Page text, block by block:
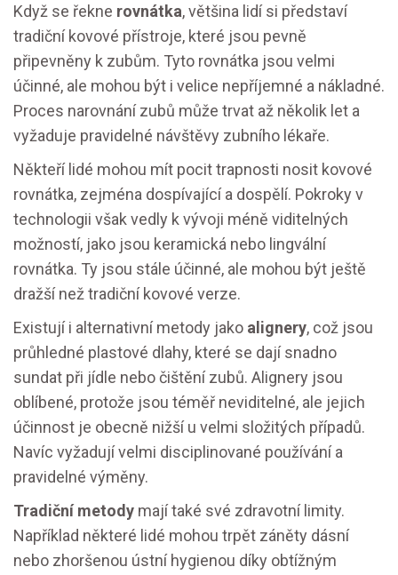
Když se řekne rovnátka, většina lidí si představí
tradiční kovové přístroje, které jsou pevně
připevněny k zubům. Tyto rovnátka jsou velmi
účinné, ale mohou být i velice nepříjemné a nákladné.
Proces narovnání zubů může trvat až několik let a
vyžaduje pravidelné návštěvy zubního lékaře.
Někteří lidé mohou mít pocit trapnosti nosit kovové
rovnátka, zejména dospívající a dospělí. Pokroky v
technologii však vedly k vývoji méně viditelných
možností, jako jsou keramická nebo lingvální
rovnátka. Ty jsou stále účinné, ale mohou být ještě
dražší než tradiční kovové verze.
Existují i alternativní metody jako alignery, což jsou
průhledné plastové dlahy, které se dají snadno
sundat při jídle nebo čištění zubů. Alignery jsou
oblíbené, protože jsou téměř neviditelné, ale jejich
účinnost je obecně nižší u velmi složitých případů.
Navíc vyžadují velmi disciplinované používání a
pravidelné výměny.
Tradiční metody mají také své zdravotní limity.
Například některé lidé mohou trpět záněty dásní
nebo zhoršenou ústní hygienou díky obtížným